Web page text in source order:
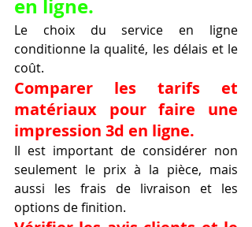
en ligne.
Le choix du service en ligne
conditionne la qualité, les délais et le
coût.
Comparer les tarifs et
matériaux pour faire une
impression 3d en ligne.
Il est important de considérer non
seulement le prix à la pièce, mais
aussi les frais de livraison et les
options de finition.